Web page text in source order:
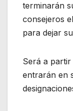
terminarán
consejeros
para dejar
Será a
entrarán en